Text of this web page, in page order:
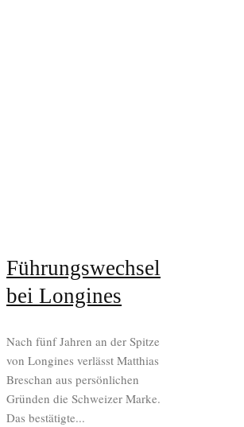
Führungswechsel
bei Longines
Nach fünf Jahren an der Spitze
von Longines verlässt Matthias
Breschan aus persönlichen
Gründen die Schweizer Marke.
Das bestätigte...